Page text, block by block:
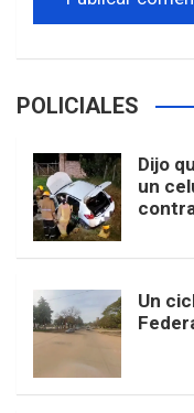
POLICIALES
Dijo
un
Un